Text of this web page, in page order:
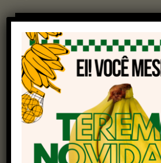
Confira o podcast do Soja Brasil!